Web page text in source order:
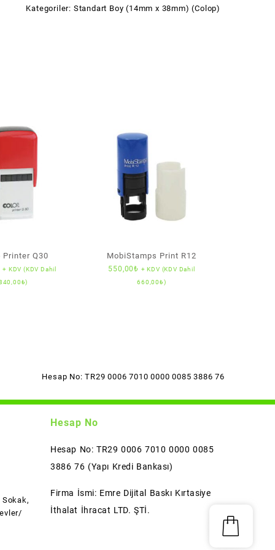
Kategoriler: Standart Boy (14mm x 38mm) (Colop)
Printer Q30
+ KDV (KDV Dahil
₺)
MobiStamps Print R12
550,00₺ + KDV (KDV Dahil
660,00₺)
Hesap No: TR29 0006 7010 0000 0085 3886 76
Hesap No
Hesap No: TR29 0006 7010 0000 0085
3886 76 (Yapı Kredi Bankası)
Firma İsmi: Emre Dijital Baskı Kırtasiye
İthalat İhracat LTD. ŞTİ.